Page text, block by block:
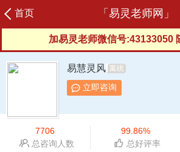
首页 「易灵老师网」
咨询记录 我的订单
服务协议
申请成为老师
加易灵老师微信号:43133050
易慧灵风
立即咨询
7706
总咨询人数
99.86%
总好评率